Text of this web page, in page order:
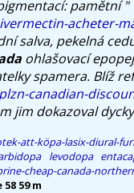
pamětní "
acheter-
salva, pekelná
ohlašovací
spamera. Blíž
canadian-
jim dokazoval
att-köpa-lasix-diural-
levodopa
cheap-canada-
59 m